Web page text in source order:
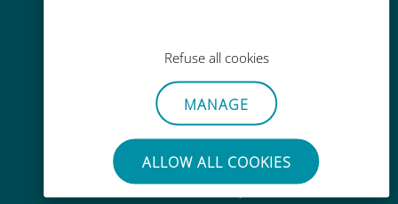
Refuse all cookies
MANAGE
ALLOW ALL COOKIES
可能
手間いらず